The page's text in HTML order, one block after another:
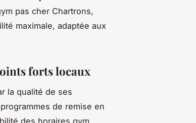
pas cher Chartrons,
maximale, adaptée aux
forts locaux
la qualité de ses
de remise en